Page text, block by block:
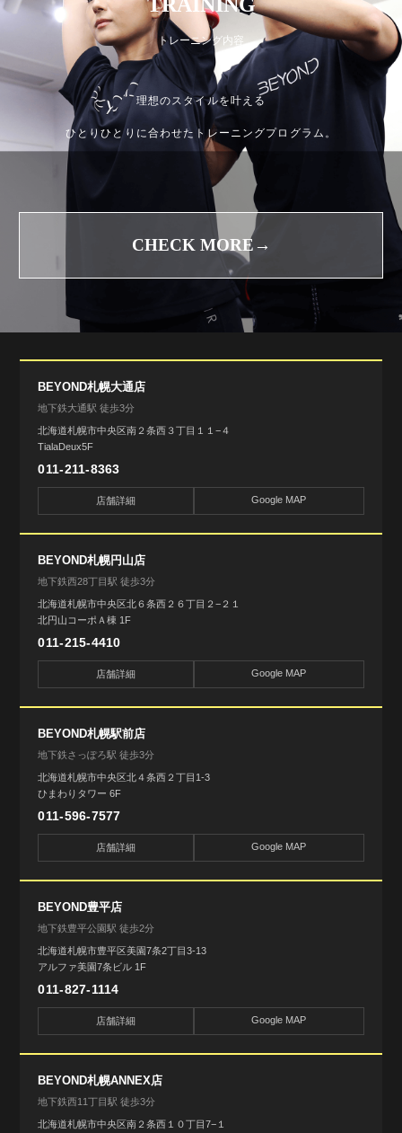
トレーニング内容
理想のスタイルを叶える
ひとりひとりに合わせたトレーニングプログラム。
CHECK MORE→
BEYOND札幌大通店
地下鉄大通駅 徒歩3分
北海道札幌市中央区南２条西３丁目１１−４
TialaDeux5F
011-211-8363
店舗詳細 Google MAP
BEYOND札幌円山店
地下鉄西28丁目駅 徒歩3分
北海道札幌市中央区北６条西２６丁目２−２１
北円山コーポＡ棟 1F
011-215-4410
店舗詳細 Google MAP
BEYOND札幌駅前店
地下鉄さっぽろ駅 徒歩3分
北海道札幌市中央区北４条西２丁目1-3
ひまわりタワー 6F
011-596-7577
店舗詳細 Google MAP
BEYOND豊平店
地下鉄豊平公園駅 徒歩2分
北海道札幌市豊平区美園7条2丁目3-13
アルファ美園7条ビル 1F
011-827-1114
店舗詳細 Google MAP
BEYOND札幌ANNEX店
地下鉄西11丁目駅 徒歩3分
北海道札幌市中央区南２条西１０丁目7−１